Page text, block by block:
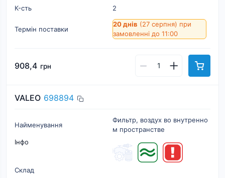
К-cть
2
Термін поставки
20 днів (27 серпня) при
замовленні до 11:00
908,4 грн
VALEO 698894
Найменування
Фильтр, воздух во внутренно
м пространстве
Інфо
Склад